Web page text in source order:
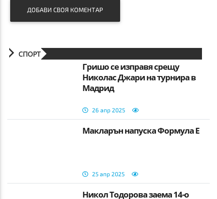
ДОБАВИ СВОЯ КОМЕНТАР
СПОРТ
Гришо се изправя срещу
Николас Джари на турнира в
Мадрид
26 апр 2025
Макларън напуска Формула Е
25 апр 2025
Никол Тодорова заема 14-о